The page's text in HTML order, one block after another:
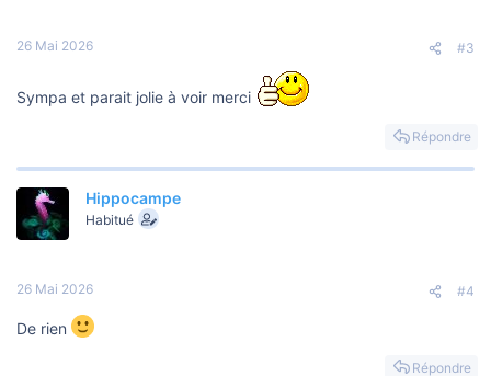
26 Mai 2026 #3
Sympa et parait jolie à voir merci
Répondre
Hippocampe
Habitué
26 Mai 2026 #4
De rien
Répondre